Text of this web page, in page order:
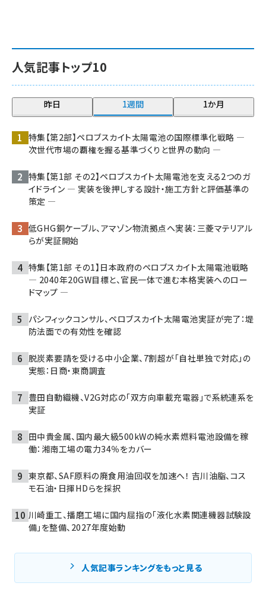
人気記事トップ10
昨日 1週間 1か月
特集【第2部】ペロブスカイト太陽電池の国際標準化戦略 ―
次世代市場の覇権を握る基準づくりと世界の動向 ―
特集【第1部 その2】ペロブスカイト太陽電池を支える2つのガ
イドライン ― 実装を後押しする設計・施工方針と評価基準の
策定 ―
低GHG銅ケーブル、アマゾン物流拠点へ実装：三菱マテリアル
らが実証開始
特集【第1部 その1】日本政府のペロブスカイト太陽電池戦略
― 2040年20GW目標と、官民一体で進む本格実装へのロー
ドマップ ―
パシフィックコンサル、ペロブスカイト太陽電池実証が完了：堤
防法面での有効性を確認
脱炭素要請を受ける中小企業、7割超が「自社単独で対応」の
実態：日商・東商調査
豊田自動織機、V2G対応の「双方向車載充電器」で系統連系を
実証
田中貴金属、国内最大級500kWの純水素燃料電池設備を稼
働：湘南工場の電力34％をカバー
東京都、SAF原料の廃食用油回収を加速へ！ 吉川油脂、コス
モ石油・日揮HDらを採択
川崎重工、播磨工場に国内屈指の「液化水素関連機器試験設
備」を整備、2027年度始動
人気記事ランキングをもっと見る